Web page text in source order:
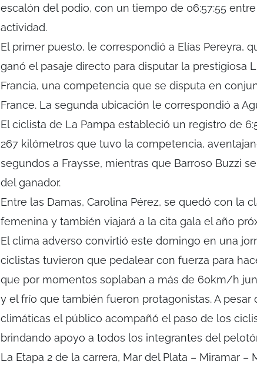
escalón del podio, con un tiempo de 06:57:55
actividad.
El primer puesto, le correspondió a Elías Pereyra,
ganó el pasaje directo para disputar la prestigiosa
Francia, una competencia que se disputa en
France. La segunda ubicación le correspondió a
El ciclista de La Pampa estableció un registro de
267 kilómetros que tuvo la competencia,
segundos a Fraysse, mientras que Barroso Buzzi
del ganador.
Entre las Damas, Carolina Pérez, se quedó con la
femenina y también viajará a la cita gala el año
El clima adverso convirtió este domingo en una
ciclistas tuvieron que pedalear con fuerza para
que por momentos soplaban a más de 60km/h
y el frío que también fueron protagonistas. A pesar
climáticas el público acompañó el paso de los
brindando apoyo a todos los integrantes del
La Etapa 2 de la carrera, Mar del Plata – Miramar –